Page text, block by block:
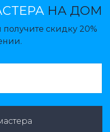
НА ДОМ
скидку 20%